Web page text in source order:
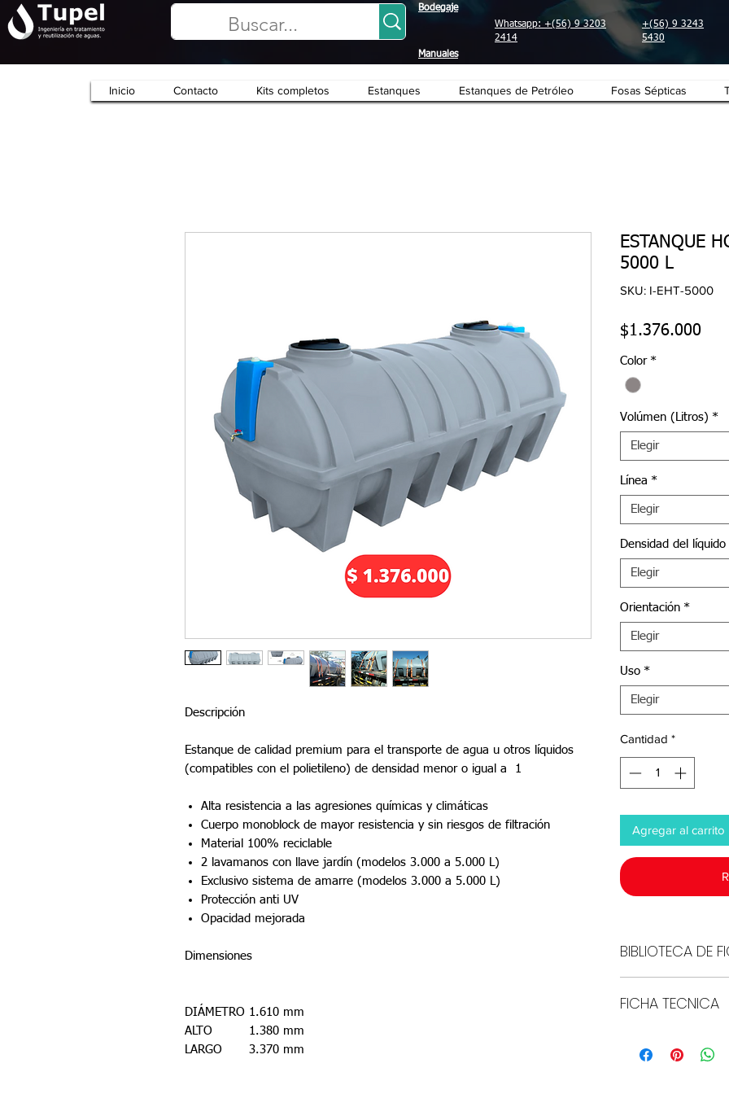
Bodegaje
Whatsapp: +(56) 9 3203
2414
+(56) 9 3243
5430
Manuales
Inicio Contacto Kits completos Estanques Estanques de Petróleo Fosas Sépticas
Descripción
Estanque de calidad premium para el transporte de agua u otros líquidos
(compatibles con el polietileno) de densidad menor o igual a 1
Alta resistencia a las agresiones químicas y climáticas
Cuerpo monoblock de mayor resistencia y sin riesgos de filtración
Material 100% reciclable
2 lavamanos con llave jardín (modelos 3.000 a 5.000 L)
Exclusivo sistema de amarre (modelos 3.000 a 5.000 L)
Protección anti UV
Opacidad mejorada
Dimensiones
DIÁMETRO 1.610 mm
ALTO
1.380 mm
LARGO
3.370 mm
ESTANQUE
5000 L
SKU: I-EHT-5000
$1.376.000
Color *
Volúmen (Litros) *
Elegir
Línea *
Elegir
Densidad del líquido
Elegir
Orientación *
Elegir
Uso *
Elegir
Cantidad *
Agregar al carrito
BIBLIOTECA DE
FICHA TECNICA